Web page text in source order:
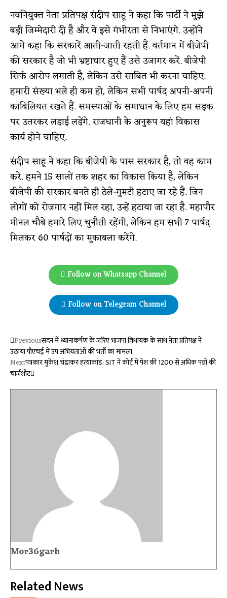
नवनियुक्त नेता प्रतिपक्ष संदीप साहू ने कहा कि पार्टी ने मुझे
बड़ी जिम्मेदारी दी है और वे इसे गंभीरता से निभाएंगे. उन्होंने
आगे कहा कि सरकारें आती-जाती रहती हैं. वर्तमान में बीजेपी
की सरकार है जो भी भ्रष्टाचार हुए हैं उसे उजागर करें. बीजेपी
सिर्फ आरोप लगाती है, लेकिन उसे साबित भी करना चाहिए.
हमारी संख्या भले ही कम हो, लेकिन सभी पार्षद अपनी-अपनी
काबिलियत रखते हैं. समस्याओं के समाधान के लिए हम सड़क
पर उतरकर लड़ाई लड़ेंगे. राजधानी के अनुरूप यहां विकास
कार्य होने चाहिए.
संदीप साहू ने कहा कि बीजेपी के पास सरकार है, तो वह काम
करे. हमने 15 सालों तक शहर का विकास किया है, लेकिन
बीजेपी की सरकार बनते ही ठेले-गुमटी हटाए जा रहे हैं. जिन
लोगों को रोजगार नहीं मिल रहा, उन्हें हटाया जा रहा है. महापौर
मीनल चौबे हमारे लिए चुनौती रहेंगी, लेकिन हम सभी 7 पार्षद
मिलकर 60 पार्षदों का मुकाबला करेंगे.
Follow on Whatsapp Channel
Follow on Telegram Channel
Previousसदन में ध्यानाकर्षण के जरिए भाजपा विधायक के साथ नेता प्रतिपक्ष ने
उठाया पीएचई में उप अभियंताओं की भर्ती का मामला
Nextपत्रकार मुकेश चंद्राकर हत्याकांड: SIT ने कोर्ट में पेश की 1200 से अधिक पन्नों की
चार्जशीट
Mor36garh
Related News